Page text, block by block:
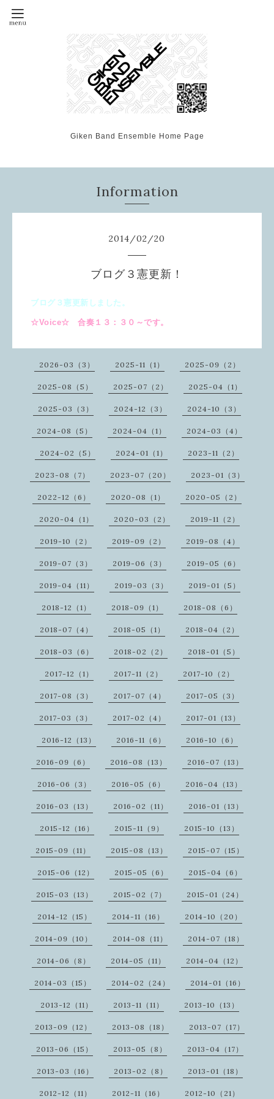
Giken Band Ensemble Home Page
Information
2014/02/20
ブログ３憲更新！
ブログ３憲更新しました。
☆Voice☆ 合奏１３：３０～です。
2026-03（3） 2025-11（1） 2025-09（2）
2025-08（5） 2025-07（2） 2025-04（1）
2025-03（3） 2024-12（3） 2024-10（3）
2024-08（5） 2024-04（1） 2024-03（4）
2024-02（5） 2024-01（1） 2023-11（2）
2023-08（7） 2023-07（20） 2023-01（3）
2022-12（6） 2020-08（1） 2020-05（2）
2020-04（1） 2020-03（2） 2019-11（2）
2019-10（2） 2019-09（2） 2019-08（4）
2019-07（3） 2019-06（3） 2019-05（6）
2019-04（11） 2019-03（3） 2019-01（5）
2018-12（1） 2018-09（1） 2018-08（6）
2018-07（4） 2018-05（1） 2018-04（2）
2018-03（6） 2018-02（2） 2018-01（5）
2017-12（1） 2017-11（2） 2017-10（2）
2017-08（3） 2017-07（4） 2017-05（3）
2017-03（3） 2017-02（4） 2017-01（13）
2016-12（13） 2016-11（6） 2016-10（6）
2016-09（6） 2016-08（13） 2016-07（13）
2016-06（3） 2016-05（6） 2016-04（13）
2016-03（13） 2016-02（11） 2016-01（13）
2015-12（16） 2015-11（9） 2015-10（13）
2015-09（11） 2015-08（13） 2015-07（15）
2015-06（12） 2015-05（6） 2015-04（6）
2015-03（13） 2015-02（7） 2015-01（24）
2014-12（15） 2014-11（16） 2014-10（20）
2014-09（10） 2014-08（11） 2014-07（18）
2014-06（8） 2014-05（11） 2014-04（12）
2014-03（15） 2014-02（24） 2014-01（16）
2013-12（11） 2013-11（11） 2013-10（13）
2013-09（12） 2013-08（18） 2013-07（17）
2013-06（15） 2013-05（8） 2013-04（17）
2013-03（16） 2013-02（8） 2013-01（18）
2012-12（11） 2012-11（16） 2012-10（21）